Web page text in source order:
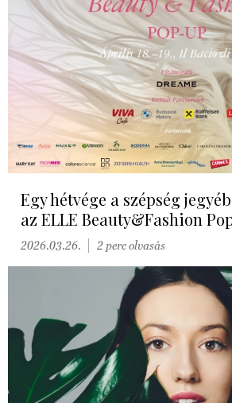
Egy hétvége a szépség
az ELLE Beauty&Fashion
2026.03.26. 2 perc olvasás